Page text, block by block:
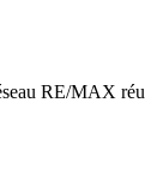
RE/MAX